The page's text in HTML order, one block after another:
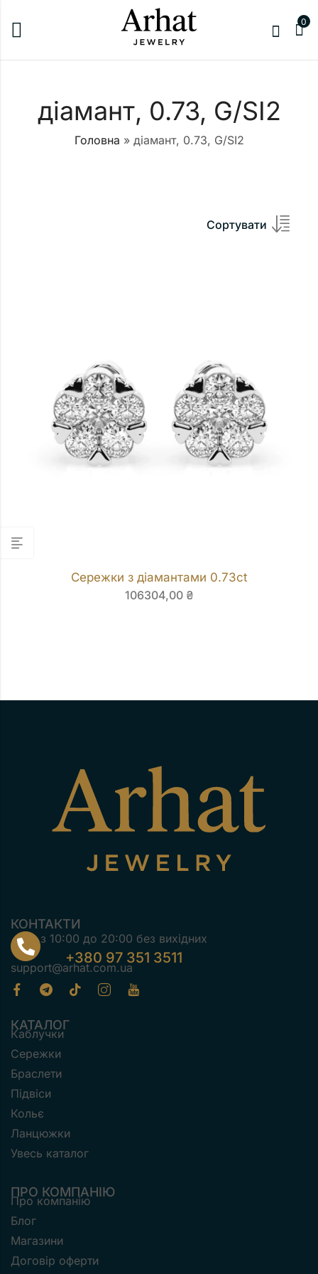
0
діамант, 0.73, G/SI2
Головна » діамант, 0.73, G/SI2
Сортувати
Сережки з діамантами 0.73ct
106304,00 ₴
КОНТАКТИ
з 10:00 до 20:00 без вихідних
+380 97 351 3511
support@arhat.com.ua
КАТАЛОГ
Каблучки
Сережки
Браслети
Підвіси
Кольє
Ланцюжки
Увесь каталог
ПРО КОМПАНІЮ
Про компанію
Блог
Магазини
Договір оферти